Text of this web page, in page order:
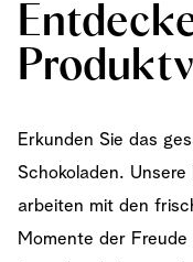
Erkunden Sie das
Schokoladen.
arbeiten mit den
Momente der